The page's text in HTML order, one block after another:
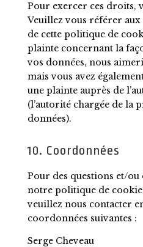
Pour exercer ces droits,
Veuillez vous référer aux
de cette politique de
plainte concernant la
vos données, nous
mais vous avez
une plainte auprès de
(l’autorité chargée de la
données).
10. Coordonnées
Pour des questions et/
notre politique de
veuillez nous contacter
coordonnées suivantes :
Serge Cheveau